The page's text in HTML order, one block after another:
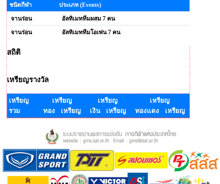
ชนิดกีฬา
ประเภท (Events)
จานร่อน
อัลทิเมททีมผสม 7 คน
จานร่อน
อัลทิเมททีมโอเพ่น 7 คน
สถิติ
เหรียญรางวัล
เหรียญ
รวม
เหรียญ
ทอง เหรียญ
เหรียญ
เงิน เหรียญ
เหรียญ
ทองแดง เหรียญ